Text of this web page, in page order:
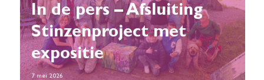
In de pers – Afsluiting
Stinzenproject met
expositie
7 mei 2026